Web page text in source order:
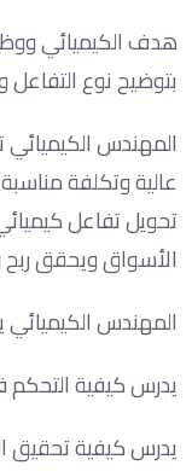
هدف الكيميائي
بتوضيح نوع
المهندس الكيميائي
عالية وتكلفة
تحويل تفاعل
الأسواق ويحقق ربح
المهندس الكيميائي
يدرس كيفية التحكم
يدرس كيفية تحقيق